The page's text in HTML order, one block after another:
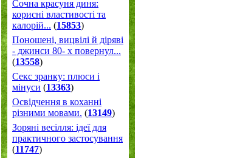
Сочна красуня диня:
корисні властивості та
калорій... (15853)
Поношені, вицвілі й діряві
- джинси 80- х повернул...
(13558)
Секс зранку: плюси і
мінуси (13363)
Освідчення в коханні
різними мовами. (13149)
Зоряні весілля: ідеї для
практичного застосування
(11747)